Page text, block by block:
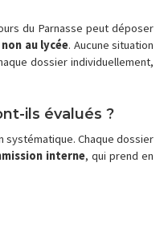
du Parnasse peut déposer
au lycée. Aucune situation
dossier individuellement,
ils évalués ?
systématique. Chaque dossier
interne, qui prend en